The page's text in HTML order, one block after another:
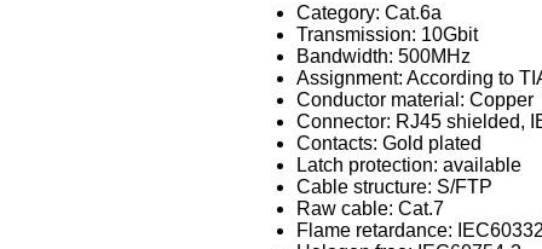
Category: Cat.6a
Transmission: 10Gbit
Bandwidth: 500MHz
Assignment: According to
Conductor material: Copper
Connector: RJ45 shielded,
Contacts: Gold plated
Latch protection: available
Cable structure: S/FTP
Raw cable: Cat.7
Flame retardance: